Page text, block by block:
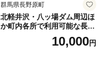
群馬県長野原町
北軽井沢・八ッ場ダム周辺ほ
か町内各所で利用可能な長野
原町ふるさと感謝券（3,000
円分）【トラベル 観光 旅行
10,000円